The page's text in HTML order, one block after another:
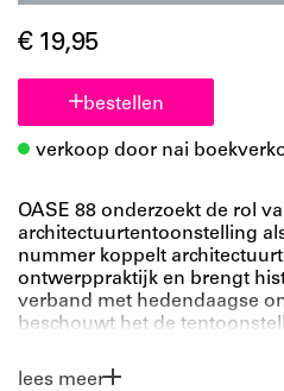
€ 19,95
bestellen
verkoop door nai
OASE 88 onderzoekt de rol
architectuurtentoonstelling
nummer koppelt
ontwerppraktijk en brengt
verband met hedendaagse
beschouwt het de
architectuurpraktijk.
lees meer